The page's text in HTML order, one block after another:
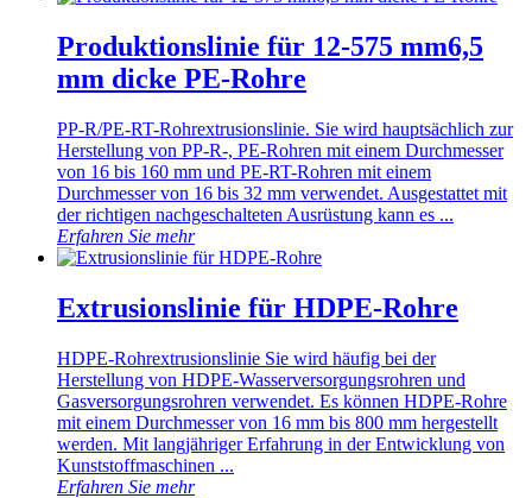
Produktionslinie für 12-575 mm6,5
mm dicke PE-Rohre
PP-R/PE-RT-Rohrextrusionslinie. Sie wird hauptsächlich zur
Herstellung von PP-R-, PE-Rohren mit einem Durchmesser
von 16 bis 160 mm und PE-RT-Rohren mit einem
Durchmesser von 16 bis 32 mm verwendet. Ausgestattet mit
der richtigen nachgeschalteten Ausrüstung kann es ...
Erfahren Sie mehr
Extrusionslinie für HDPE-Rohre
HDPE-Rohrextrusionslinie Sie wird häufig bei der
Herstellung von HDPE-Wasserversorgungsrohren und
Gasversorgungsrohren verwendet. Es können HDPE-Rohre
mit einem Durchmesser von 16 mm bis 800 mm hergestellt
werden. Mit langjähriger Erfahrung in der Entwicklung von
Kunststoffmaschinen ...
Erfahren Sie mehr